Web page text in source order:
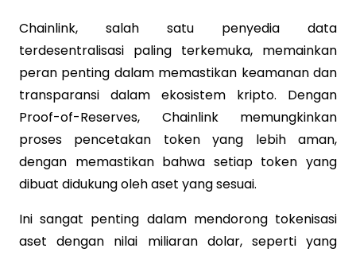
Chainlink, salah satu penyedia data
terdesentralisasi paling terkemuka, memainkan
peran penting dalam memastikan keamanan dan
transparansi dalam ekosistem kripto. Dengan
Proof-of-Reserves, Chainlink memungkinkan
proses pencetakan token yang lebih aman,
dengan memastikan bahwa setiap token yang
dibuat didukung oleh aset yang sesuai.
Ini sangat penting dalam mendorong tokenisasi
aset dengan nilai miliaran dolar, seperti yang